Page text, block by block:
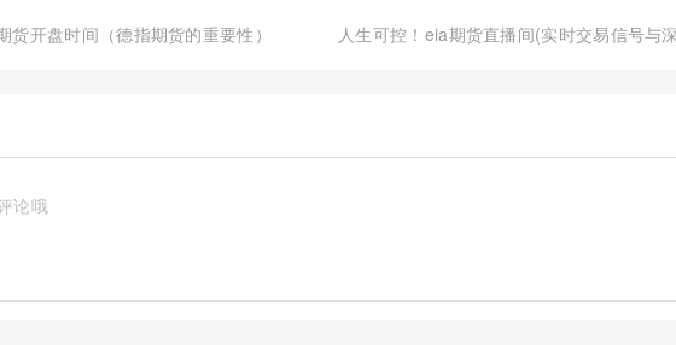
货开盘时间（德指期货的重要性）
人生可控！eia期货直播间(实时交易信号与
论哦